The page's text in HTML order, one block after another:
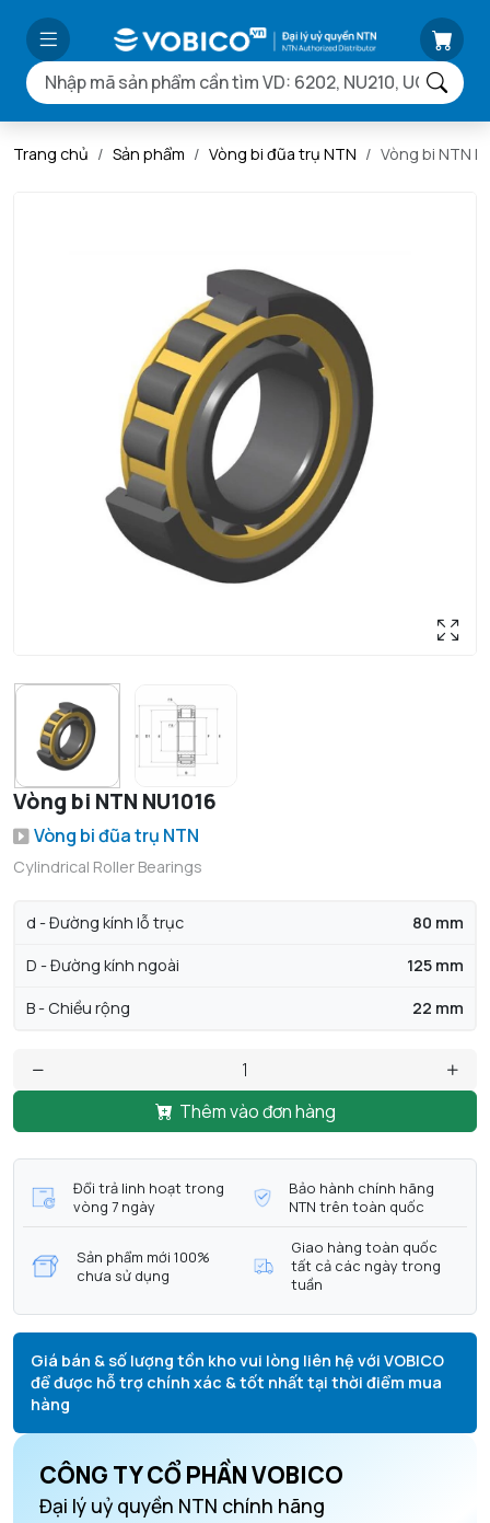
Trang chủ Sản phẩm Vòng bi đũa trụ NTN Vòng bi NTN
Vòng bi NTN NU1016
Vòng bi đũa trụ NTN
Cylindrical Roller Bearings
d - Đường kính lỗ trục 80 mm
D - Đường kính ngoài 125 mm
B - Chiều rộng 22 mm
Thêm vào đơn hàng
Đổi trả linh hoạt trong
vòng 7 ngày
Bảo hành chính hãng
NTN trên toàn quốc
Sản phẩm mới 100%
chưa sử dụng
Giao hàng toàn quốc
tất cả các ngày trong
tuần
Giá bán & số lượng tồn kho vui lòng liên hệ với VOBICO
để được hỗ trợ chính xác & tốt nhất tại thời điểm mua
hàng
CÔNG TY CỔ PHẦN VOBICO
Đại lý uỷ quyền NTN chính hãng